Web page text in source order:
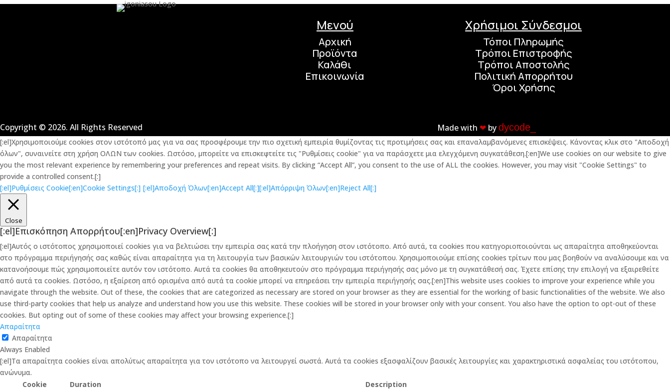
Μενού
Αρχική
Προϊόντα
Καλάθι
Επικοινωνία
Χρήσιμοι Σύνδεσμοι
Τόποι Πληρωμής
Τρόποι Επιστροφής
Τρόποι Αποστολής
Πολιτική Απορρήτου
Όροι Χρήσης
Copyright © 2026. All Rights Reserved Made with ❤︎ bydycode_
[:el]Χρησιμοποιούμε cookies στον ιστότοπό μας για να σας προσφέρουμε την πιο σχετική εμπειρία θυμίζοντας τις προτιμήσεις σας και επαναλαμβανόμενες επισκέψεις. Κάνοντας κλικ στο "Αποδοχή
όλων", συναινείτε στη χρήση ΟΛΩΝ των cookies. Ωστόσο, μπορείτε να επισκεφτείτε τις "Ρυθμίσεις cookie" για να παράσχετε μια ελεγχόμενη συγκατάθεση.[:en]We use cookies on our website to give
you the most relevant experience by remembering your preferences and repeat visits. By clicking “Accept All”, you consent to the use of ALL the cookies. However, you may visit "Cookie Settings" to
provide a controlled consent.[:]
[:el]Ρυθμίσεις Cookie[:en]Cookie Settings[:] [:el]Αποδοχή Όλων[:en]Accept All[:][:el]Απόρριψη Όλων[:en]Reject All[:]
Close
[:el]Επισκόπηση Απορρήτου[:en]Privacy Overview[:]
[:el]Αυτός ο ιστότοπος χρησιμοποιεί cookies για να βελτιώσει την εμπειρία σας κατά την πλοήγηση στον ιστότοπο. Από αυτά, τα cookies που κατηγοριοποιούνται ως απαραίτητα αποθηκεύονται
στο πρόγραμμα περιήγησής σας καθώς είναι απαραίτητα για τη λειτουργία των βασικών λειτουργιών του ιστότοπου. Χρησιμοποιούμε επίσης cookies τρίτων που μας βοηθούν να αναλύσουμε και να
κατανοήσουμε πώς χρησιμοποιείτε αυτόν τον ιστότοπο. Αυτά τα cookies θα αποθηκευτούν στο πρόγραμμα περιήγησής σας μόνο με τη συγκατάθεσή σας. Έχετε επίσης την επιλογή να εξαιρεθείτε
από αυτά τα cookies. Ωστόσο, η εξαίρεση από ορισμένα από αυτά τα cookie μπορεί να επηρεάσει την εμπειρία περιήγησής σας.[:en]This website uses cookies to improve your experience while you
navigate through the website. Out of these, the cookies that are categorized as necessary are stored on your browser as they are essential for the working of basic functionalities of the website. We also
use third-party cookies that help us analyze and understand how you use this website. These cookies will be stored in your browser only with your consent. You also have the option to opt-out of these
cookies. But opting out of some of these cookies may affect your browsing experience.[:]
Απαραίτητα
Απαραίτητα
Always Enabled
[:el]Τα απαραίτητα cookies είναι απολύτως απαραίτητα για τον ιστότοπο να λειτουργεί σωστά. Αυτά τα cookies εξασφαλίζουν βασικές λειτουργίες και χαρακτηριστικά ασφαλείας του ιστότοπου,
ανώνυμα.
Cookie
Duration
Description